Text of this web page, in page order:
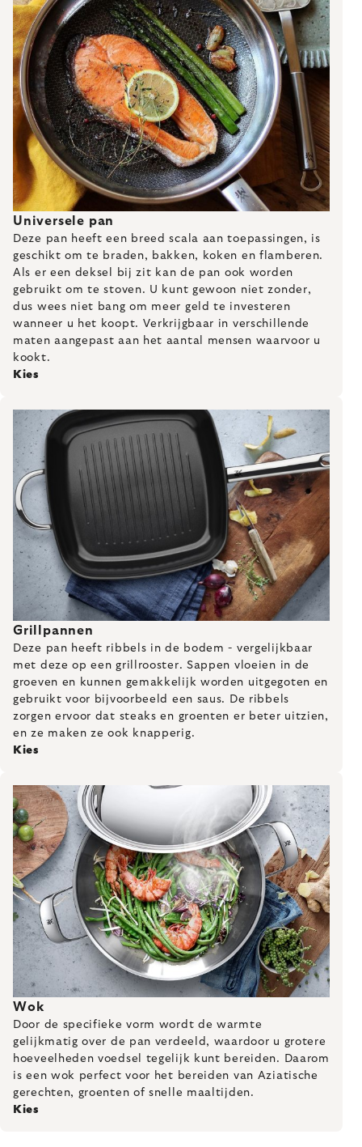
Universele pan
Deze pan heeft een breed scala aan toepassingen, is
geschikt om te braden, bakken, koken en flamberen.
Als er een deksel bij zit kan de pan ook worden
gebruikt om te stoven. U kunt gewoon niet zonder,
dus wees niet bang om meer geld te investeren
wanneer u het koopt. Verkrijgbaar in verschillende
maten aangepast aan het aantal mensen waarvoor u
kookt.
Kies
Grillpannen
Deze pan heeft ribbels in de bodem - vergelijkbaar
met deze op een grillrooster. Sappen vloeien in de
groeven en kunnen gemakkelijk worden uitgegoten en
gebruikt voor bijvoorbeeld een saus. De ribbels
zorgen ervoor dat steaks en groenten er beter uitzien,
en ze maken ze ook knapperig.
Kies
Wok
Door de specifieke vorm wordt de warmte
gelijkmatig over de pan verdeeld, waardoor u grotere
hoeveelheden voedsel tegelijk kunt bereiden. Daarom
is een wok perfect voor het bereiden van Aziatische
gerechten, groenten of snelle maaltijden.
Kies